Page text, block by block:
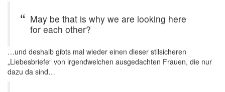
May be that is why we are looking here
for each other?
…und deshalb gibts mal wieder einen dieser stilsicheren
„Liebesbriefe“ von irgendwelchen ausgedachten Frauen, die nur
dazu da sind…